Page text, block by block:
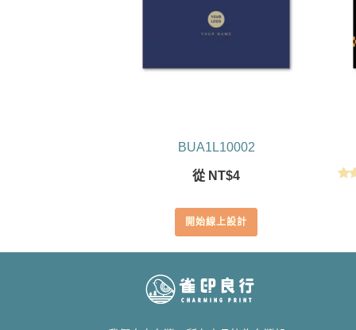
BUA1L10002
從 NT$4
開始線上設計